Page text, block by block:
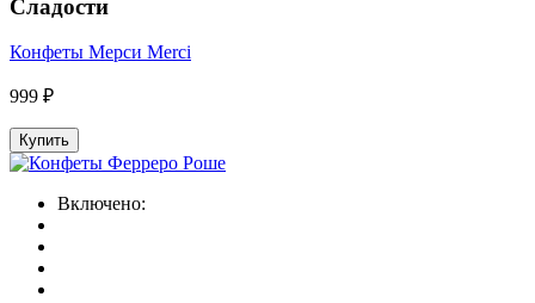
Сладости
Конфеты Мерси Merci
999 ₽
Купить
Включено: